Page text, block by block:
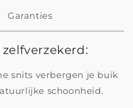
Garanties
snits verbergen je buik
schoonheid.